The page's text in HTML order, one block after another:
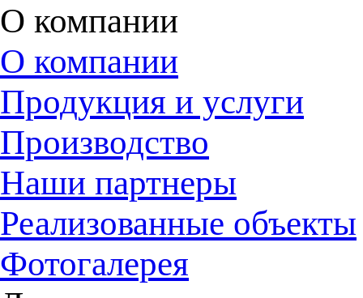
О компании
О компании
Продукция и услуги
Производство
Наши партнеры
Реализованные объекты
Фотогалерея